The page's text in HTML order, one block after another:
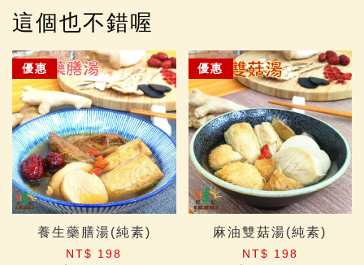
這個也不錯喔
優惠
養生藥膳湯(純素)
NT$ 198
優惠
麻油雙菇湯(純素)
NT$ 198